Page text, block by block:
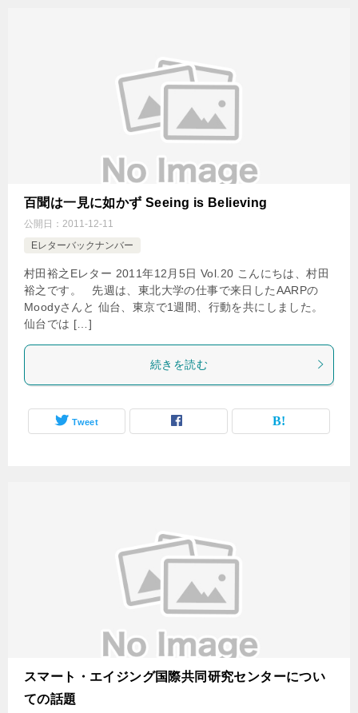
百聞は一見に如かず Seeing is Believing
公開日： 2011-12-11
Eレターバックナンバー
村田裕之Eレター 2011年12月5日 Vol.20 こんにちは、村田
裕之です。 先週は、東北大学の仕事で来日したAARPの
Moodyさんと 仙台、東京で1週間、行動を共にしました。
仙台では […]
続きを読む
Tweet
スマート・エイジング国際共同研究センターについ
ての話題